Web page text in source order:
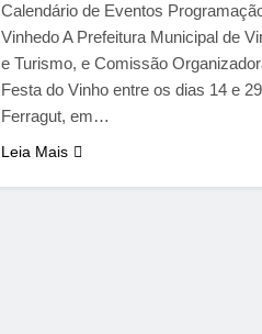
Calendário de Eventos
Vinhedo A Prefeitura Municipal de
e Turismo, e Comissão
Festa do Vinho entre os dias 14 e
Ferragut, em…
Leia Mais